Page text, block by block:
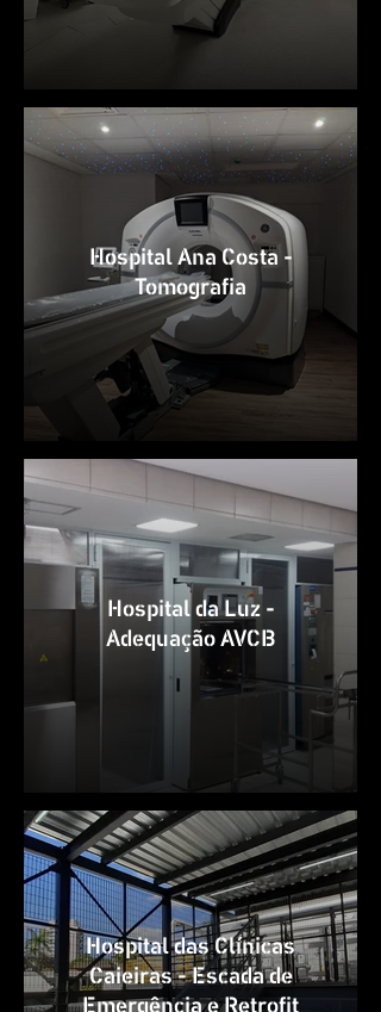
Hospital Ana Costa -
Tomografia
Hospital da Luz -
Adequação AVCB
Hospital das Clínicas
Caieiras - Escada de
Emergência e Retrofit